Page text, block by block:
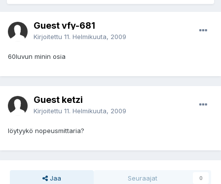
Guest vfy-681
Kirjoitettu 11. Helmikuuta, 2009
60luvun minin osia
Guest ketzi
Kirjoitettu 11. Helmikuuta, 2009
löytyykö nopeusmittaria?
Jaa Seuraajat 0